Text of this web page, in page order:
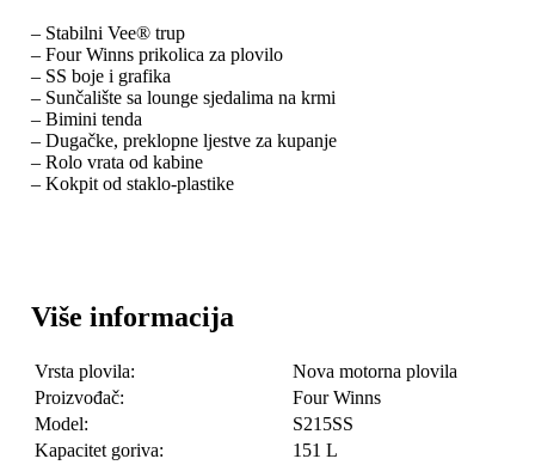
– Stabilni Vee® trup
– Four Winns prikolica za plovilo
– SS boje i grafika
– Sunčalište sa lounge sjedalima na krmi
– Bimini tenda
– Dugačke, preklopne ljestve za kupanje
– Rolo vrata od kabine
– Kokpit od staklo-plastike
Više informacija
Vrsta plovila:
Nova motorna plovila
Proizvođač:
Four Winns
Model:
S215SS
Kapacitet goriva:
151 L